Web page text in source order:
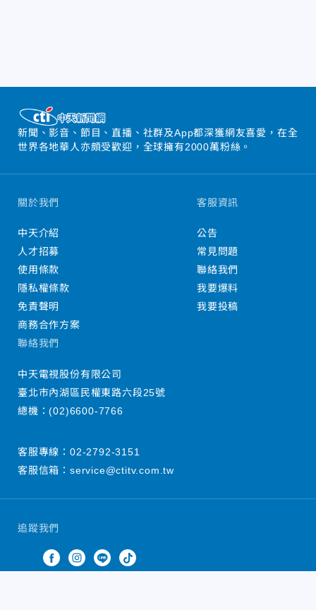
新聞、影音、節目、直播、社群及App都深獲網友喜愛，在全
世界各地華人亦頗受歡迎，全球擁有2000萬粉絲。
追蹤我們
關於我們
中天介紹
人才招募
使用條款
隱私權條款
免責聲明
商務合作方案
客服資訊
公告
常見問題
聯絡我們
我要爆料
我要投稿
聯絡我們
中天電視股份有限公司
臺北市內湖區民權東路六段25號
總機：(02)6600-7766
客服專線： 02-2792-3151
客服信箱： service@ctitv.com.tw